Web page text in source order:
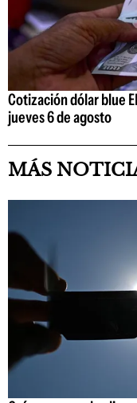
Cotización dólar blue
jueves 6 de agosto
MÁS